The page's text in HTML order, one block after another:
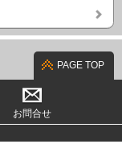
PAGE TOP
お問合せ